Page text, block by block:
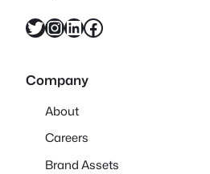
X InstagramLinkedIn Facebook
Company
About
Careers
Brand Assets